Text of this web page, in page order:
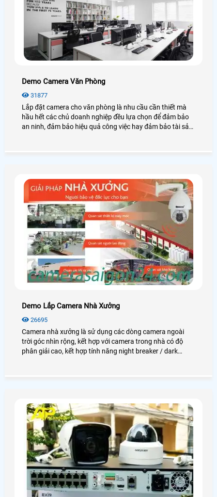
Demo Camera Văn Phòng
31877
Lắp đặt camera cho văn phòng là nhu cầu cần thiết mà
hầu hết các chủ doanh nghiệp đều lựa chọn để đảm bảo
an ninh, đảm bảo hiệu quả công việc hay đảm bảo tài sản
Demo Lắp Camera Nhà Xưởng
26695
Camera nhà xưởng là sử dụng các dòng camera ngoài
trời góc nhìn rộng, kết hợp với camera trong nhà có độ
phân giải cao, kết hợp tính năng night breaker / dark